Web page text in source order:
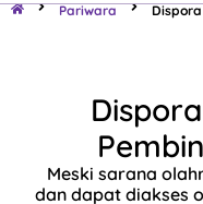
Pariwara
Meski sarana
dan dapat diakses